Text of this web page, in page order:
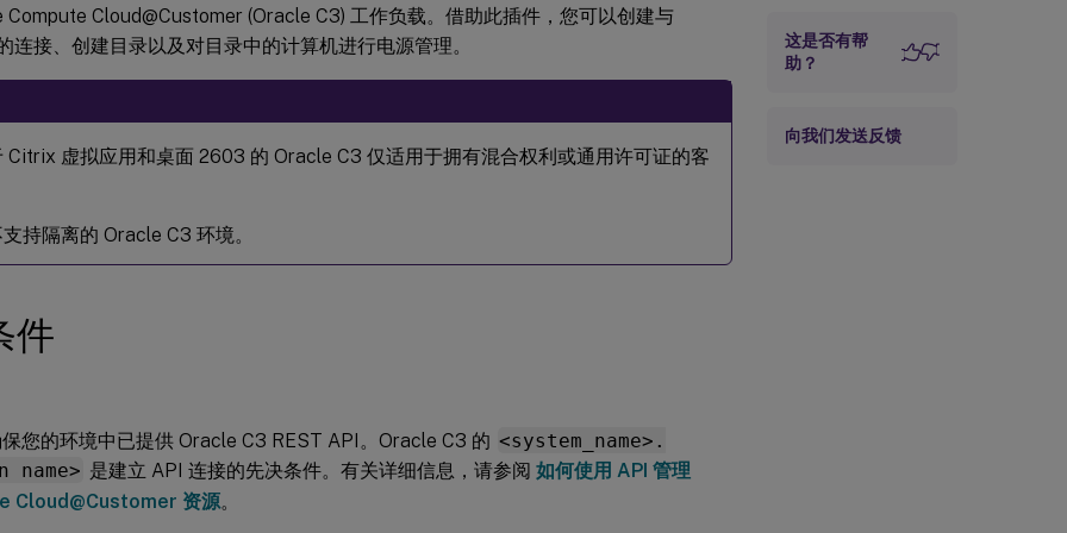
Compute Cloud@Customer (Oracle C3) 工作负载。借助此插件，您可以创建与
连接、创建目录以及对目录中的计算机进行电源管理。
Citrix 虚拟应用和桌面 2603 的 Oracle C3 仅适用于拥有混合权利或通用许可证的客
持隔离的 Oracle C3 环境。
件
您的环境中已提供 Oracle C3 REST API。Oracle C3 的 <system_name>.
name> 是建立 API 连接的先决条件。有关详细信息，请参阅如何使用 API 管理
Cloud@Customer 资源。
这是否有帮
助？
向我们发送反馈